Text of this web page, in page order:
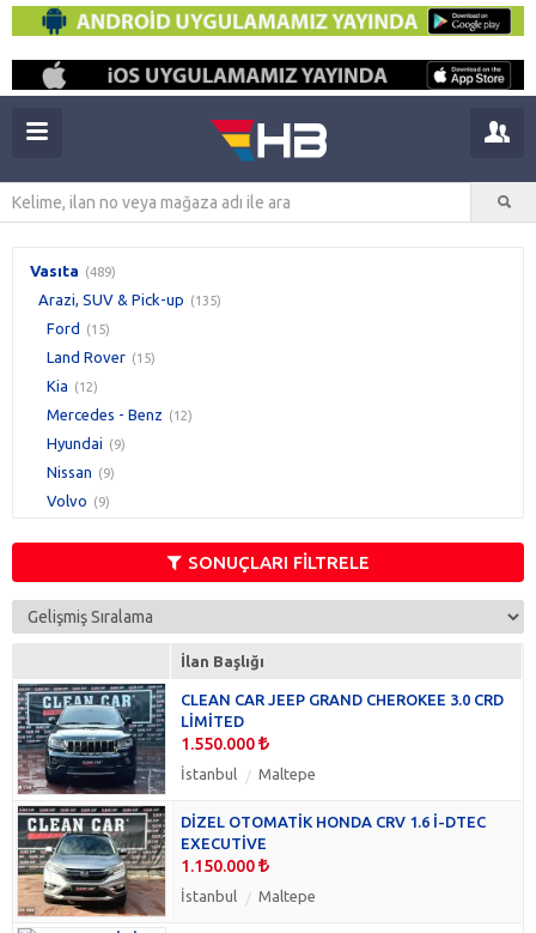
Vasıta (489)
Arazi, SUV & Pick-up (135)
Ford (15)
Land Rover (15)
Kia (12)
Mercedes - Benz (12)
Hyundai (9)
Nissan (9)
Volvo (9)
Peugeot
Porsche (6)
Chevrolet (3)
Honda (3)
Lamborghini (3)
Maserati (3)
Mini (3)
Renault (3)
Toyota (3)
Volkswagen (3)
SONUÇLARI FİLTRELE
İlan Başlığı
CLEAN CAR JEEP GRAND CHEROKEE 3.0 CRD
LİMİTED
1.550.000
İstanbul Maltepe
DİZEL OTOMATİK HONDA CRV 1.6 İ-DTEC
EXECUTİVE
1.150.000
İstanbul Maltepe